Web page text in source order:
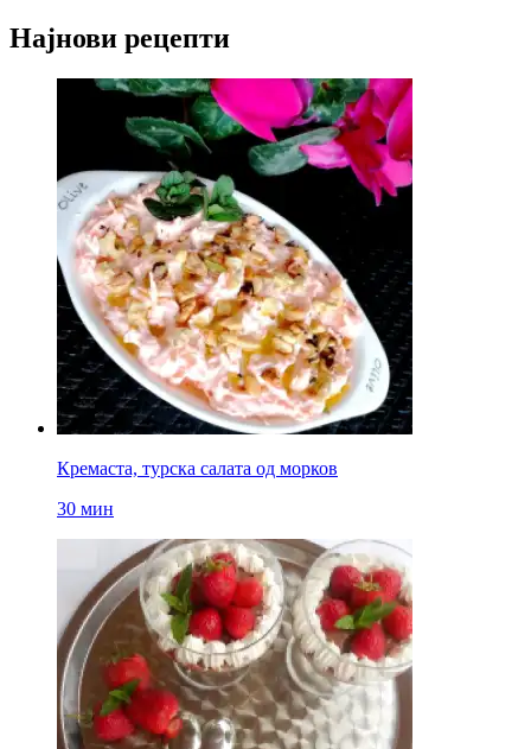
Најнови рецепти
Кремаста, турска салата од морков
30 мин